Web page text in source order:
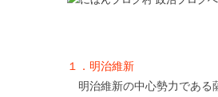
１．明治維新
明治維新の中心勢力である